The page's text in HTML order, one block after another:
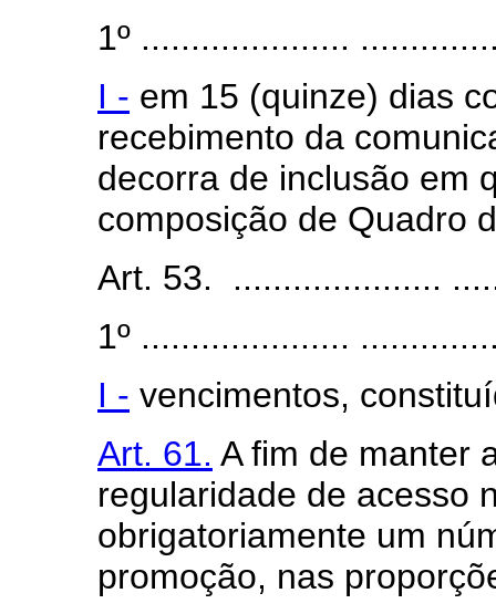
1º .....................
I - em 15 (quinze) dias
recebimento da
decorra de inclusão em
composição de Quadro
Art. 53. .....................
1º .....................
I - vencimentos,
Art. 61. A fim de manter
regularidade de acesso
obrigatoriamente um
promoção, nas